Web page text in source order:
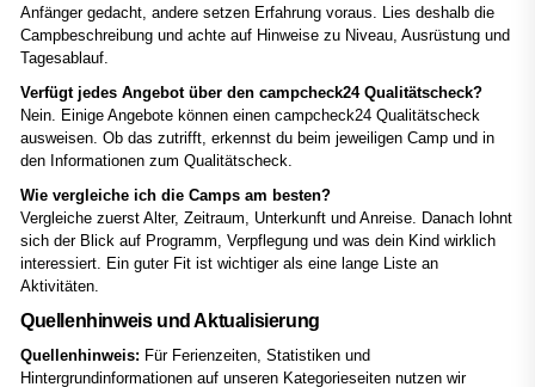
Anfänger gedacht, andere setzen Erfahrung voraus. Lies deshalb die
Campbeschreibung und achte auf Hinweise zu Niveau, Ausrüstung und
Tagesablauf.
Verfügt jedes Angebot über den campcheck24 Qualitätscheck?
Nein. Einige Angebote können einen campcheck24 Qualitätscheck
ausweisen. Ob das zutrifft, erkennst du beim jeweiligen Camp und in
den Informationen zum Qualitätscheck.
Wie vergleiche ich die Camps am besten?
Vergleiche zuerst Alter, Zeitraum, Unterkunft und Anreise. Danach lohnt
sich der Blick auf Programm, Verpflegung und was dein Kind wirklich
interessiert. Ein guter Fit ist wichtiger als eine lange Liste an
Aktivitäten.
Quellenhinweis und Aktualisierung
Quellenhinweis: Für Ferienzeiten, Statistiken und
Hintergrundinformationen auf unseren Kategorieseiten nutzen wir